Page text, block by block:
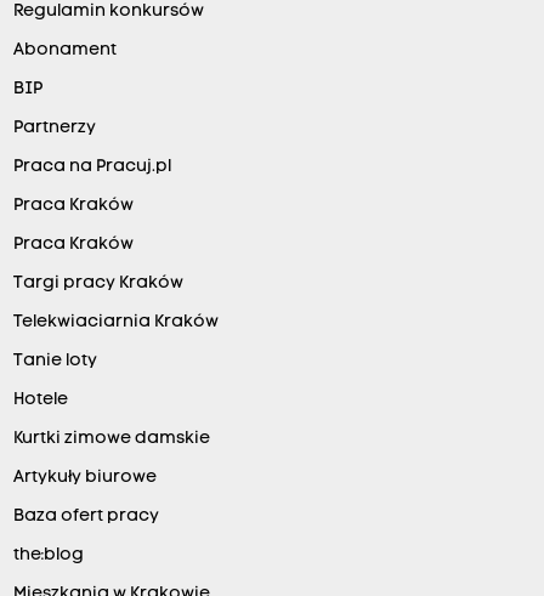
Regulamin konkursów
Abonament
BIP
Partnerzy
Praca na Pracuj.pl
Praca Kraków
Praca Kraków
Targi pracy Kraków
Telekwiaciarnia Kraków
Tanie loty
Hotele
Kurtki zimowe damskie
Artykuły biurowe
Baza ofert pracy
the:blog